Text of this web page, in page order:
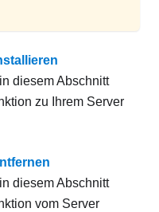
diesem Abschnitt
zu Ihrem Server
diesem Abschnitt
vom Server